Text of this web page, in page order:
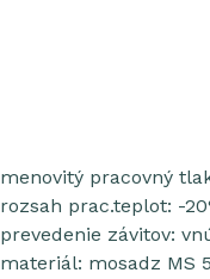
menovitý pracovný
rozsah prac.teplot: -
prevedenie závitov:
materiál: mosadz MS